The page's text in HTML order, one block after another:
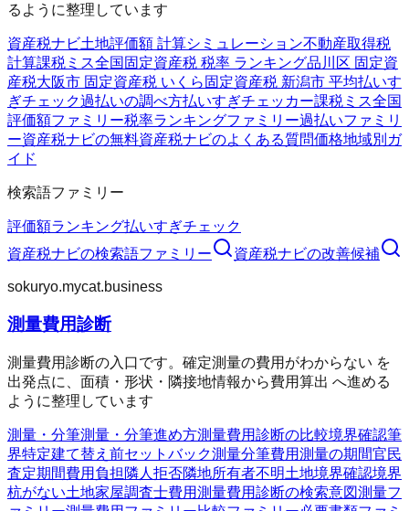
るように整理しています
資産税ナビ土地評価額 計算シミュレーション不動産取得税
計算課税ミス全国 固定資産税 税率 ランキング品川区 固定資
産税大阪市 固定資産税 いくら 固定資産税 新潟市 平均払いす
ぎチェック過払いの調べ方払いすぎチェッカー課税ミス全国
評価額ファミリー税率ランキングファミリー過払いファミリ
ー資産税ナビの無料資産税ナビのよくある質問価格地域別ガ
イド
検索語ファミリー
評価額ランキング払いすぎチェック
資産税ナビの検索語ファミリー 資産税ナビの改善候補
sokuryo.mycat.business
測量費用診断
測量費用診断の入口です。確定測量の費用がわからない を
出発点に、面積・形状・隣接地情報から費用算出 へ進める
ように整理しています
測量・分筆測量・分筆進め方測量費用診断の比較境界確認筆
界特定建て替え前セットバック測量分筆費用測量の期間官民
査定期間費用負担 隣人拒否隣地所有者不明土地境界確認境界
杭がない土地家屋調査士費用測量費用診断の検索意図測量フ